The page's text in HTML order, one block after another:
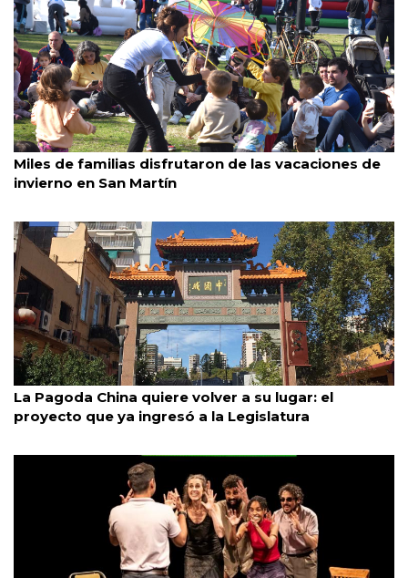
San Martín 4/8/2026
Miles de familias disfrutaron de las vacaciones de
invierno en San Martín
Belgrano 3/8/2026
La Pagoda China quiere volver a su lugar: el
proyecto que ya ingresó a la Legislatura